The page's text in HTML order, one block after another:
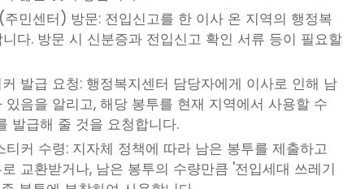
민센터) 방문: 전입신고를 한 이사 온 지역의 행정복
다. 방문 시 신분증과 전입신고 확인 서류 등이 필요할
발급 요청: 행정복지센터 담당자에게 이사로 인해 남
음을 알리고, 해당 봉투를 현재 지역에서 사용할 수
발급해 줄 것을 요청합니다.
커 수령: 지자체 정책에 따라 남은 봉투를 제출하고
교환받거나, 남은 봉투의 수량만큼 '전입세대 쓰레기